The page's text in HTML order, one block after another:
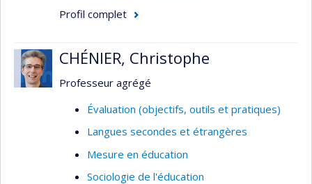
Profil complet
CHÉNIER, Christophe
Professeur agrégé
Évaluation (objectifs, outils et pratiques)
Langues secondes et étrangères
Mesure en éducation
Sociologie de l'éducation